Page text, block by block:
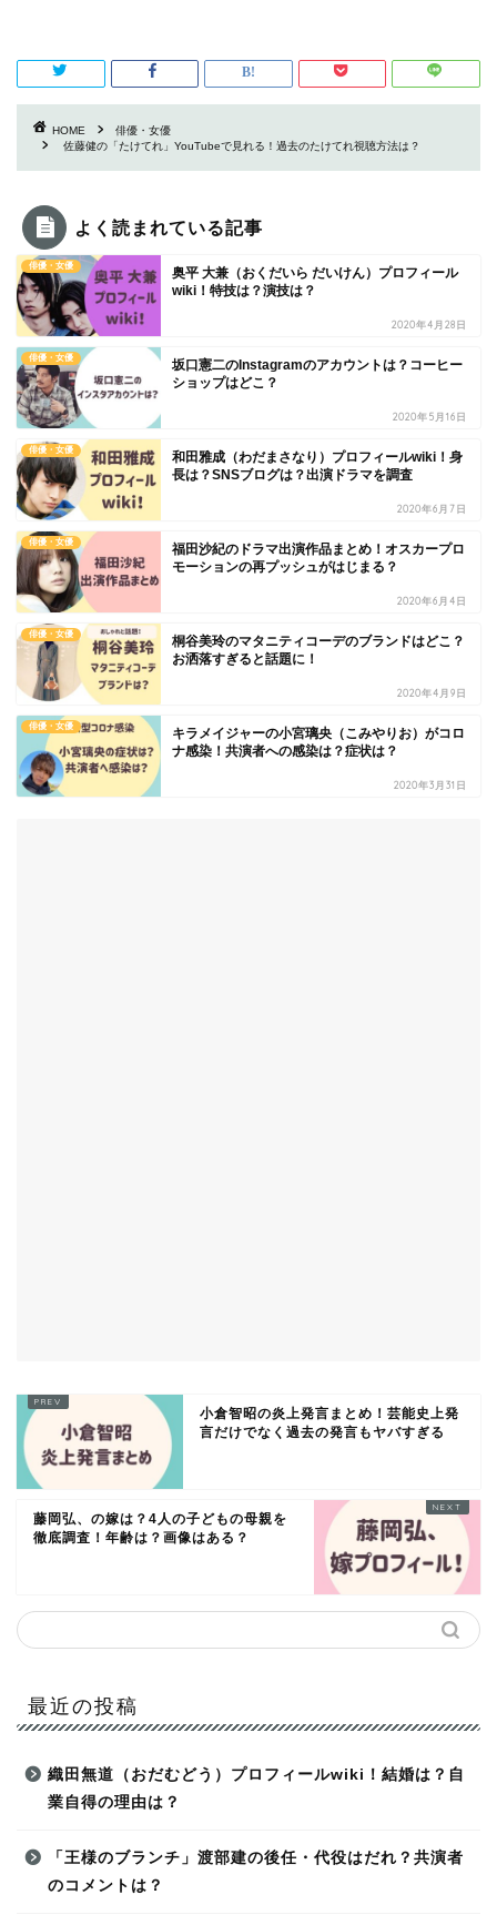
HOME
俳優・女優
佐藤健の「たけてれ」YouTubeで見れる！過去のたけてれ視聴方法は？
よく読まれている記事
俳優・女優
奥平 大兼（おくだいら だいけん）プロフィール
wiki！特技は？演技は？
2020年4月28日
俳優・女優
坂口憲二のInstagramのアカウントは？コーヒー
ショップはどこ？
2020年5月16日
俳優・女優
和田雅成（わだまさなり）プロフィールwiki！身
長は？SNSブログは？出演ドラマを調査
2020年6月7日
俳優・女優
福田沙紀のドラマ出演作品まとめ！オスカープロ
モーションの再プッシュがはじまる？
2020年6月4日
俳優・女優
桐谷美玲のマタニティコーデのブランドはどこ？
お洒落すぎると話題に！
2020年4月9日
俳優・女優
キラメイジャーの小宮璃央（こみやりお）がコロ
ナ感染！共演者への感染は？症状は？
2020年3月31日
小倉智昭の炎上発言まとめ！芸能史上発
言だけでなく過去の発言もヤバすぎる
藤岡弘、の嫁は？4人の子どもの母親を
徹底調査！年齢は？画像はある？
最近の投稿
織田無道（おだむどう）プロフィールwiki！結婚は？自
業自得の理由は？
「王様のブランチ」渡部建の後任・代役はだれ？共演者
のコメントは？